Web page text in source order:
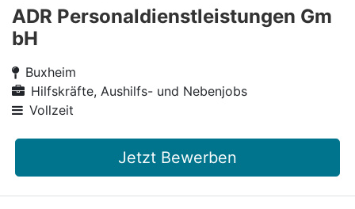
ADR Personaldienstleistungen Gm
bH
Buxheim
Hilfskräfte, Aushilfs- und Nebenjobs
Vollzeit
Jetzt Bewerben